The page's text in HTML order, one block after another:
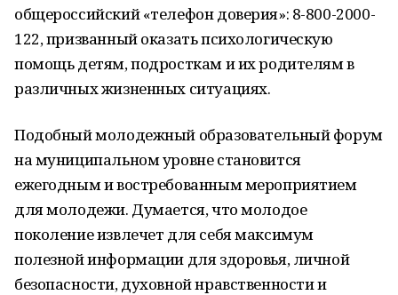
общероссийский «телефон доверия»: 8-800-2000-
122, призванный оказать психологическую
помощь детям, подросткам и их родителям в
различных жизненных ситуациях.
Подобный молодежный образовательный форум
на муниципальном уровне становится
ежегодным и востребованным мероприятием
для молодежи. Думается, что молодое
поколение извлечет для себя максимум
полезной информации для здоровья, личной
безопасности, духовной нравственности и